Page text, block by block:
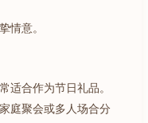
情意。
适合作为节日礼品。
庭聚会或多人场合分